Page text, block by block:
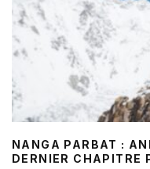
NANGA PARBAT :
DERNIER CHAPITRE